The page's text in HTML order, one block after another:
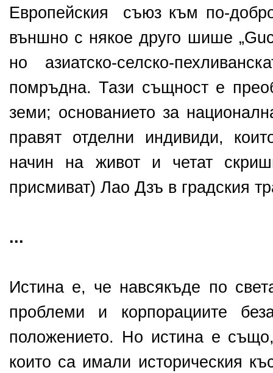
Европейския съюз към по-
външно с някое друго шише
но азиатско-селско-
помръдна. Тази същност е
земи; основанието за
правят отделни индивиди,
начин на живот и четат
присмиват) Лао Дзъ в градския
...
Истина е, че навсякъде по
проблеми и корпорациите
положението. Но истина е
които са имали историческия